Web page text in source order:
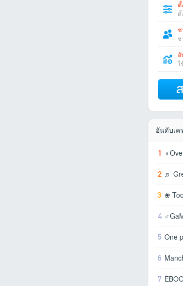
ตั้
ช
ช
อั
ใ
อันดับเค
1
2 ♬
3 ❀
4
5 One
6
7